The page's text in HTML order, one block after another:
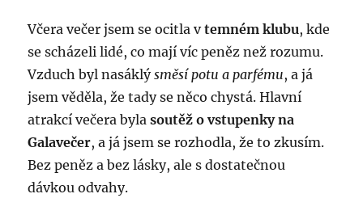
Včera večer jsem se ocitla vtemném klubu, kde
se scházeli lidé, co mají víc peněz než rozumu.
Vzduch byl nasáklýsměsí potu a parfému, a já
jsem věděla, že tady se něco chystá. Hlavní
atrakcí večera bylasoutěž o vstupenky na
Galavečer, a já jsem se rozhodla, že to zkusím.
Bez peněz a bez lásky, ale s dostatečnou
dávkou odvahy.